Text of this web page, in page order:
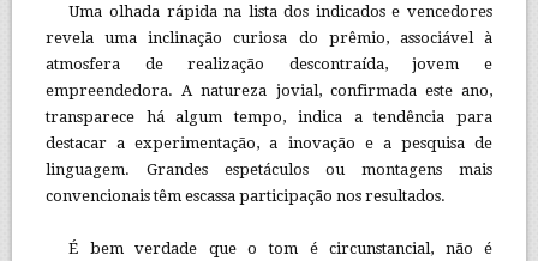
Uma olhada rápida na lista dos indicados e vencedores
revela uma inclinação curiosa do prêmio, associável à
atmosfera de realização descontraída, jovem e
empreendedora. A natureza jovial, confirmada este ano,
transparece há algum tempo, indica a tendência para
destacar a experimentação, a inovação e a pesquisa de
linguagem. Grandes espetáculos ou montagens mais
convencionais têm escassa participação nos resultados.
É bem verdade que o tom é circunstancial, não é